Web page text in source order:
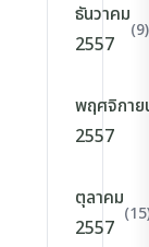
ธันวาคม
2557
(9)
พฤศจิกาย
2557
ตุลาคม
2557